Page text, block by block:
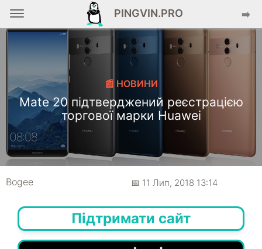
PINGVIN.PRO ➡️
📰 НОВИНИ
Mate 20 підтверджений реєстрацією
торгової марки Huawei
Bogee 📅 11 Лип, 2018 13:14
Підтримати сайт